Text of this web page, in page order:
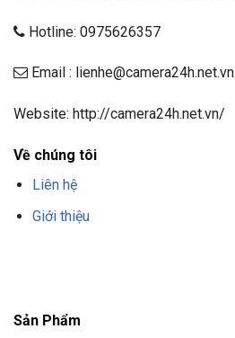
Hotline: 0975626357
Email : lienhe@camera24h.net.vn
Website: http://camera24h.net.vn/
Về chúng tôi
Liên hệ
Giới thiệu
Sản Phẩm